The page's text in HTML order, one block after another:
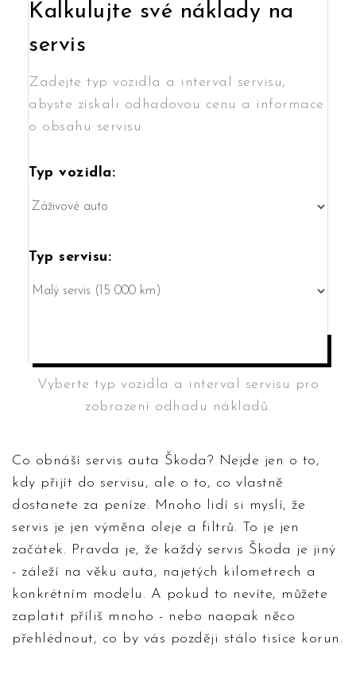
Kalkulujte své náklady na
servis
Zadejte typ vozidla a interval servisu,
abyste získali odhadovou cenu a informace
o obsahu servisu.
Typ vozidla:
Typ servisu:
Vyberte typ vozidla a interval servisu pro
zobrazení odhadu nákladů.
Co obnáší servis auta Škoda? Nejde jen o to,
kdy přijít do servisu, ale o to, co vlastně
dostanete za peníze. Mnoho lidí si myslí, že
servis je jen výměna oleje a filtrů. To je jen
začátek. Pravda je, že každý servis Škoda je jiný
- záleží na věku auta, najetých kilometrech a
konkrétním modelu. A pokud to nevíte, můžete
zaplatit příliš mnoho - nebo naopak něco
přehlédnout, co by vás později stálo tisíce korun.